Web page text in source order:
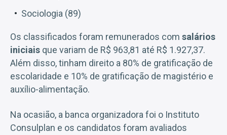
Sociologia (89)
Os classificados foram remunerados com salários
iniciais que variam de R$ 963,81 até R$ 1.927,37.
Além disso, tinham direito a 80% de gratificação de
escolaridade e 10% de gratificação de magistério e
auxílio-alimentação.
Na ocasião, a banca organizadora foi o Instituto
Consulplan e os candidatos foram avaliados